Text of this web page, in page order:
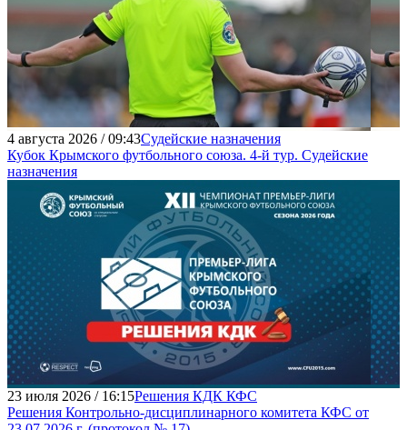
4 августа 2026 / 09:43Судейские назначения
Кубок Крымского футбольного союза. 4-й тур. Судейские
назначения
23 июля 2026 / 16:15Решения КДК КФС
Решения Контрольно-дисциплинарного комитета КФС от